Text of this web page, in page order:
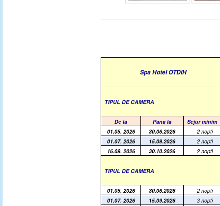
Spa Hotel OTDIH
TIPUL DE CAMERA
De la Pana la
Sejur minim
01.05. 2026
30.06.2026
2 nopti
01.07. 2026
15.09.2026
2 nopti
16.09. 2026
30.10.2026 2 nopti
TIPUL DE CAMERA
01.05. 2026 30.06.2026
2 nopti
01.07. 2026
15.09.2026
3 nopti